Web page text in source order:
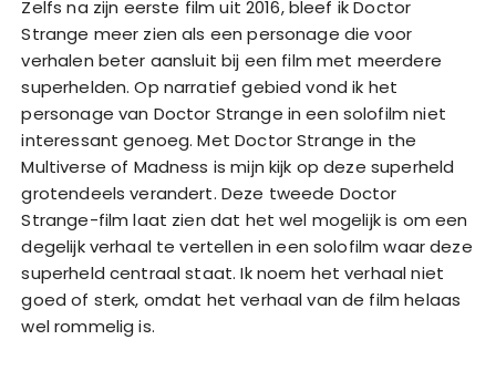
Zelfs na zijn eerste film uit 2016, bleef ik Doctor
Strange meer zien als een personage die voor
verhalen beter aansluit bij een film met meerdere
superhelden. Op narratief gebied vond ik het
personage van Doctor Strange in een solofilm niet
interessant genoeg. Met Doctor Strange in the
Multiverse of Madness is mijn kijk op deze superheld
grotendeels verandert. Deze tweede Doctor
Strange-film laat zien dat het wel mogelijk is om een
degelijk verhaal te vertellen in een solofilm waar deze
superheld centraal staat. Ik noem het verhaal niet
goed of sterk, omdat het verhaal van de film helaas
wel rommelig is.